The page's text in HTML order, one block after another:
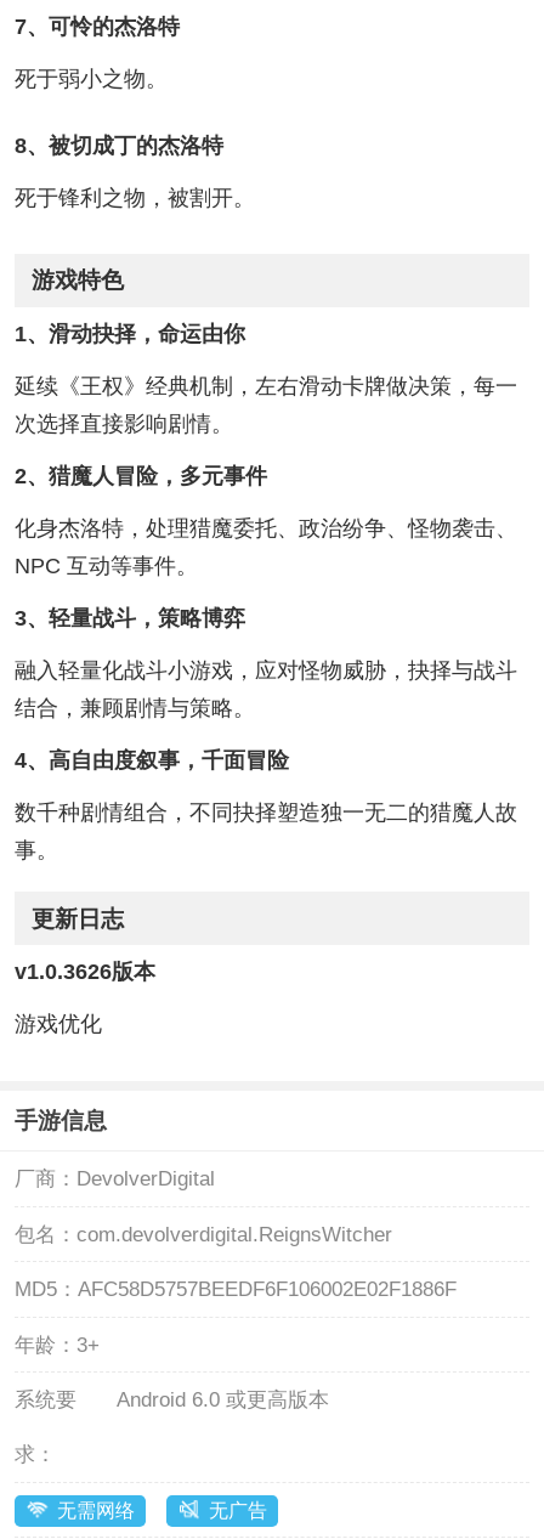
7、可怜的杰洛特
死于弱小之物。
8、被切成丁的杰洛特
死于锋利之物，被割开。
游戏特色
1、滑动抉择，命运由你
延续《王权》经典机制，左右滑动卡牌做决策，每一
次选择直接影响剧情。
2、猎魔人冒险，多元事件
化身杰洛特，处理猎魔委托、政治纷争、怪物袭击、
NPC 互动等事件。
3、轻量战斗，策略博弈
融入轻量化战斗小游戏，应对怪物威胁，抉择与战斗
结合，兼顾剧情与策略。
4、高自由度叙事，千面冒险
数千种剧情组合，不同抉择塑造独一无二的猎魔人故
事。
更新日志
v1.0.3626版本
游戏优化
手游信息
厂商： DevolverDigital
包名： com.devolverdigital.ReignsWitcher
MD5： AFC58D5757BEEDF6F106002E02F1886F
年龄： 3+
系统要
求：
Android 6.0 或更高版本
无需网络 无广告